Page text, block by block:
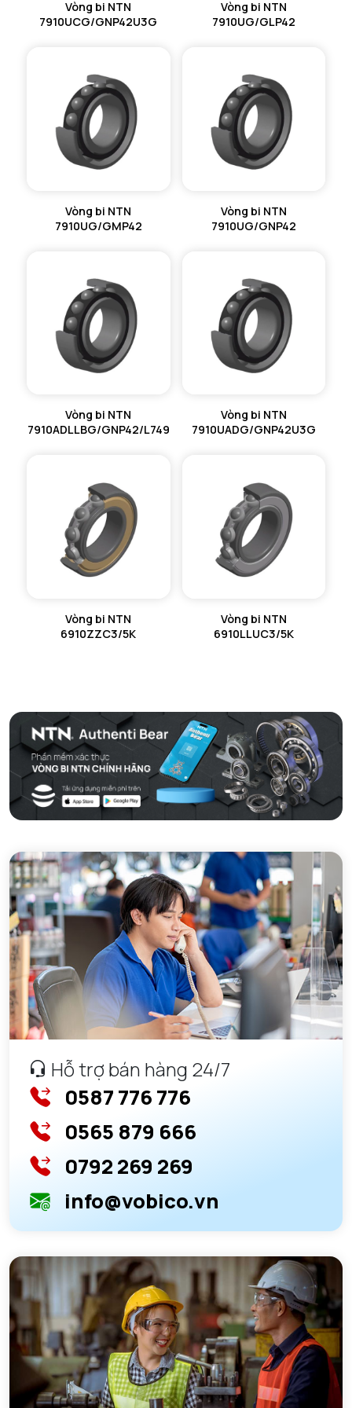
Vòng bi NTN
7910UCG/GNP42U3G
Vòng bi NTN
7910UG/GLP42
Vòng bi NTN
7910UG/GMP42
Vòng bi NTN
7910UG/GNP42
Vòng bi NTN
7910ADLLBG/GNP42/L749
Vòng bi NTN
7910UADG/GNP42U3G
Vòng bi NTN
6910ZZC3/5K
Vòng bi NTN
6910LLUC3/5K
Hỗ trợ bán hàng 24/7
0587 776 776
0565 879 666
0792 269 269
info@vobico.vn